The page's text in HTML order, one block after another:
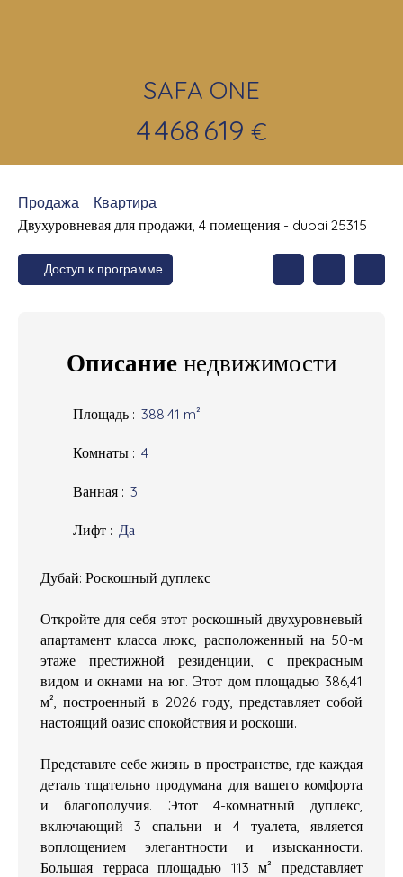
SAFA ONE
4 468 619 €
Продажа
Квартира
Двухуровневая для продажи, 4 помещения - dubai 25315
Доступ к программе
Описание недвижимости
Площадь : 388.41 m²
Комнаты : 4
Ванная : 3
Лифт : Да
Дубай: Роскошный дуплекс
Откройте для себя этот роскошный двухуровневый
апартамент класса люкс, расположенный на 50-м
этаже престижной резиденции, с прекрасным
видом и окнами на юг. Этот дом площадью 386,41
м², построенный в 2026 году, представляет собой
настоящий оазис спокойствия и роскоши.
Представьте себе жизнь в пространстве, где каждая
деталь тщательно продумана для вашего комфорта
и благополучия. Этот 4-комнатный дуплекс,
включающий 3 спальни и 4 туалета, является
воплощением элегантности и изысканности.
Большая терраса площадью 113 м² представляет